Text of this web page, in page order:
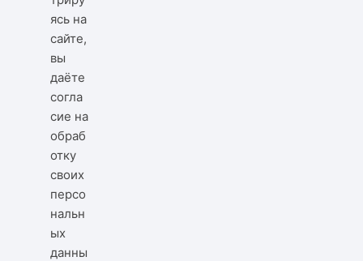
ясь на
сайте,
вы
даёте
согла
сие на
обраб
отку
своих
персо
нальн
ых
данны